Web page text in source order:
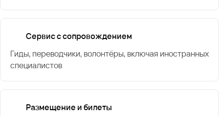
Сервис с сопровождением
Гиды, переводчики, волонтёры, включая иностранных
специалистов
Размещение и билеты